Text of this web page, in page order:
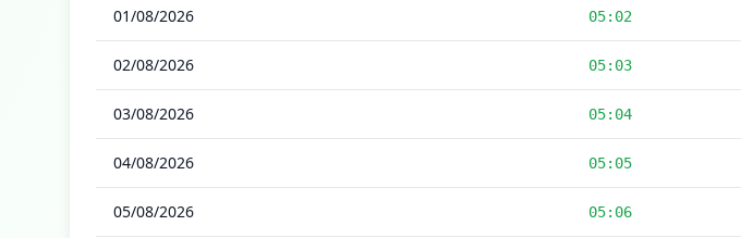
01/08/2026 05:02
02/08/2026 05:03
03/08/2026 05:04
04/08/2026 05:05
05/08/2026 05:06